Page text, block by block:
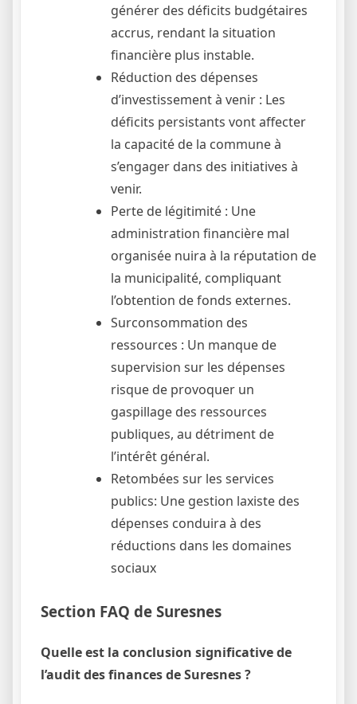
générer des déficits budgétaires
accrus, rendant la situation
financière plus instable.
Réduction des dépenses
d’investissement à venir : Les
déficits persistants vont affecter
la capacité de la commune à
s’engager dans des initiatives à
venir.
Perte de légitimité : Une
administration financière mal
organisée nuira à la réputation de
la municipalité, compliquant
l’obtention de fonds externes.
Surconsommation des
ressources : Un manque de
supervision sur les dépenses
risque de provoquer un
gaspillage des ressources
publiques, au détriment de
l’intérêt général.
Retombées sur les services
publics: Une gestion laxiste des
dépenses conduira à des
réductions dans les domaines
sociaux
Section FAQ de Suresnes
Quelle est la conclusion significative de
l’audit des finances de Suresnes ?